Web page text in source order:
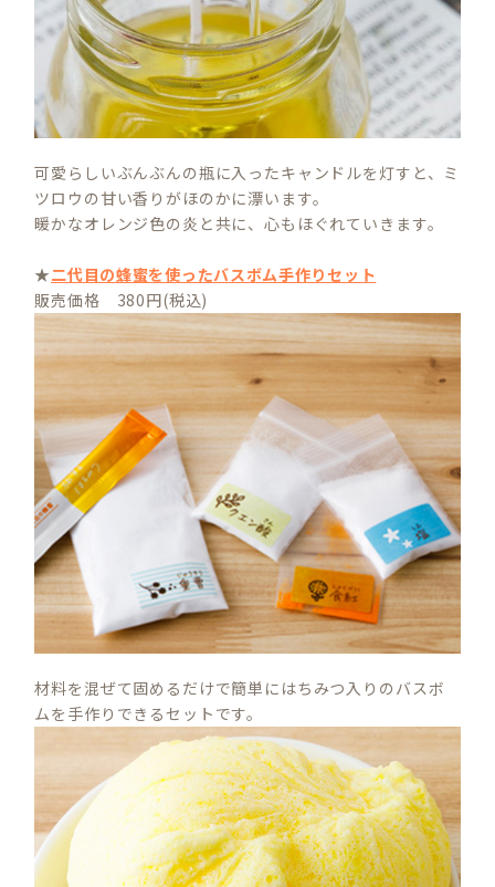
可愛らしいぶんぶんの瓶に入ったキャンドルを灯すと、ミ
ツロウの甘い香りがほのかに漂います。
暖かなオレンジ色の炎と共に、心もほぐれていきます。
★二代目の蜂蜜を使ったバスボム手作りセット
販売価格 380円(税込)
材料を混ぜて固めるだけで簡単にはちみつ入りのバスボ
ムを手作りできるセットです。